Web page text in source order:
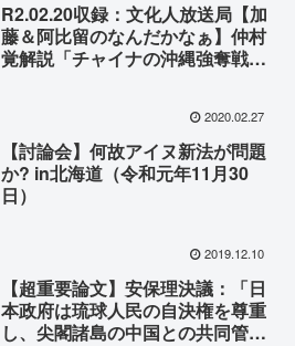
R2.02.20収録：文化人放送局【加
藤＆阿比留のなんだかなぁ】仲村
覚解説「チャイナの沖縄強奪戦
2020.02.27
【討論会】何故アイヌ新法が問題
か? in北海道（令和元年11月30
日）
2019.12.10
【超重要論文】安保理決議：「日
本政府は琉球人民の自決権を尊重
し、尖閣諸島の中国との共同管理